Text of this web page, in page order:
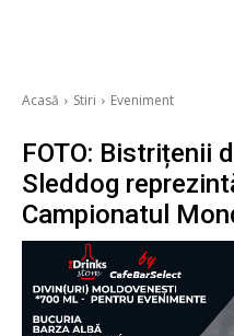
Acasă Stiri Eveniment
FOTO: Bistrițenii
Sleddog
Campionatul